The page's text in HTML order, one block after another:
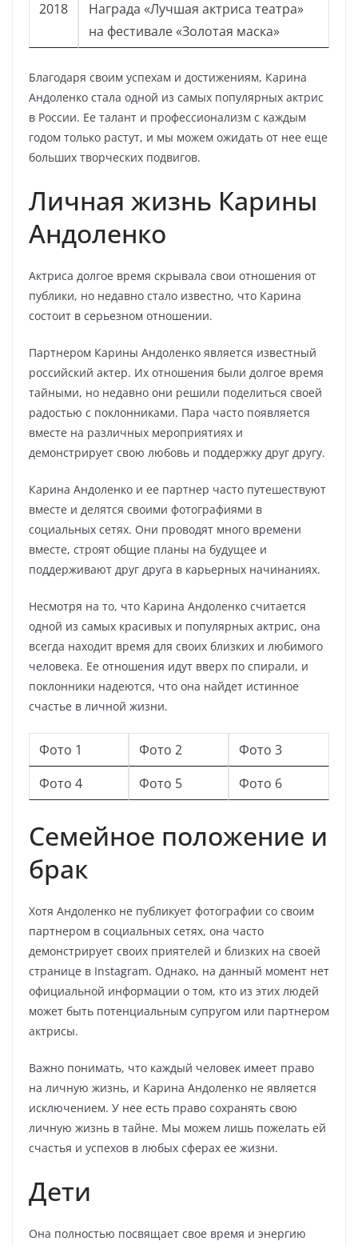
2018
Награда «Лучшая актриса театра»
на фестивале «Золотая маска»
Благодаря своим успехам и достижениям, Карина
Андоленко стала одной из самых популярных актрис
в России. Ее талант и профессионализм с каждым
годом только растут, и мы можем ожидать от нее еще
больших творческих подвигов.
Личная жизнь Карины
Андоленко
Актриса долгое время скрывала свои отношения от
публики, но недавно стало известно, что Карина
состоит в серьезном отношении.
Партнером Карины Андоленко является известный
российский актер. Их отношения были долгое время
тайными, но недавно они решили поделиться своей
радостью с поклонниками. Пара часто появляется
вместе на различных мероприятиях и
демонстрирует свою любовь и поддержку друг другу.
Карина Андоленко и ее партнер часто путешествуют
вместе и делятся своими фотографиями в
социальных сетях. Они проводят много времени
вместе, строят общие планы на будущее и
поддерживают друг друга в карьерных начинаниях.
Несмотря на то, что Карина Андоленко считается
одной из самых красивых и популярных актрис, она
всегда находит время для своих близких и любимого
человека. Ее отношения идут вверх по спирали, и
поклонники надеются, что она найдет истинное
счастье в личной жизни.
Фото 1 Фото 2
Фото 3
Фото 4
Фото 5 Фото 6
Семейное положение и
брак
Хотя Андоленко не публикует фотографии со своим
партнером в социальных сетях, она часто
демонстрирует своих приятелей и близких на своей
странице в Instagram. Однако, на данный момент нет
официальной информации о том, кто из этих людей
может быть потенциальным супругом или партнером
актрисы.
Важно понимать, что каждый человек имеет право
на личную жизнь, и Карина Андоленко не является
исключением. У нее есть право сохранять свою
личную жизнь в тайне. Мы можем лишь пожелать ей
счастья и успехов в любых сферах ее жизни.
Дети
Она полностью посвящает свое время и энергию